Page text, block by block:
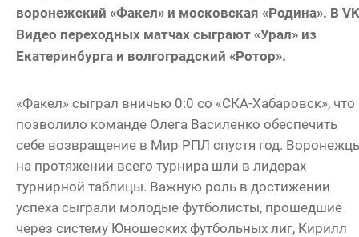
воронежский «Факел» и московская «Родина». В VK
Видео переходных матчах сыграют «Урал» из
Екатеринбурга и волгоградский «Ротор».
«Факел» сыграл вничью 0:0 со «СКА-Хабаровск», что
позволило команде Олега Василенко обеспечить
себе возвращение в Мир РПЛ спустя год.
на протяжении всего турнира шли в лидерах
турнирной таблицы. Важную роль в достижении
успеха сыграли молодые футболисты, прошедшие
через систему Юношеских футбольных лиг, Кирилл